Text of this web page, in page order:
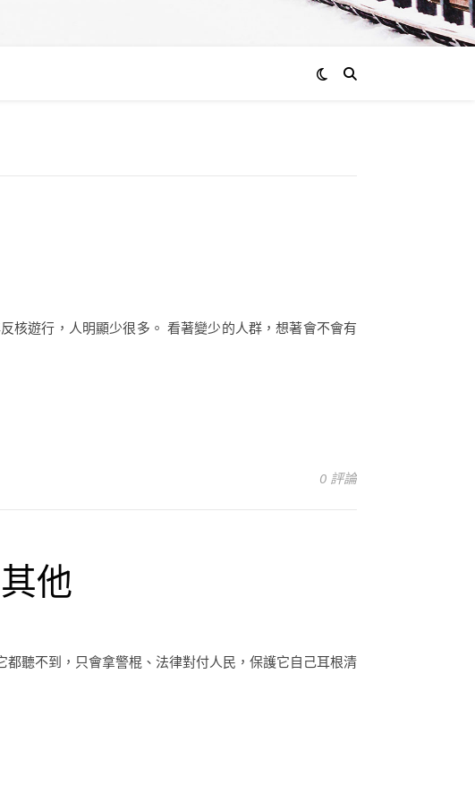
核遊行，人明顯少很多。 看著變少的人群，想著會不會有
0 評論
他
聽不到，只會拿警棍、法律對付人民，保護它自己耳根清